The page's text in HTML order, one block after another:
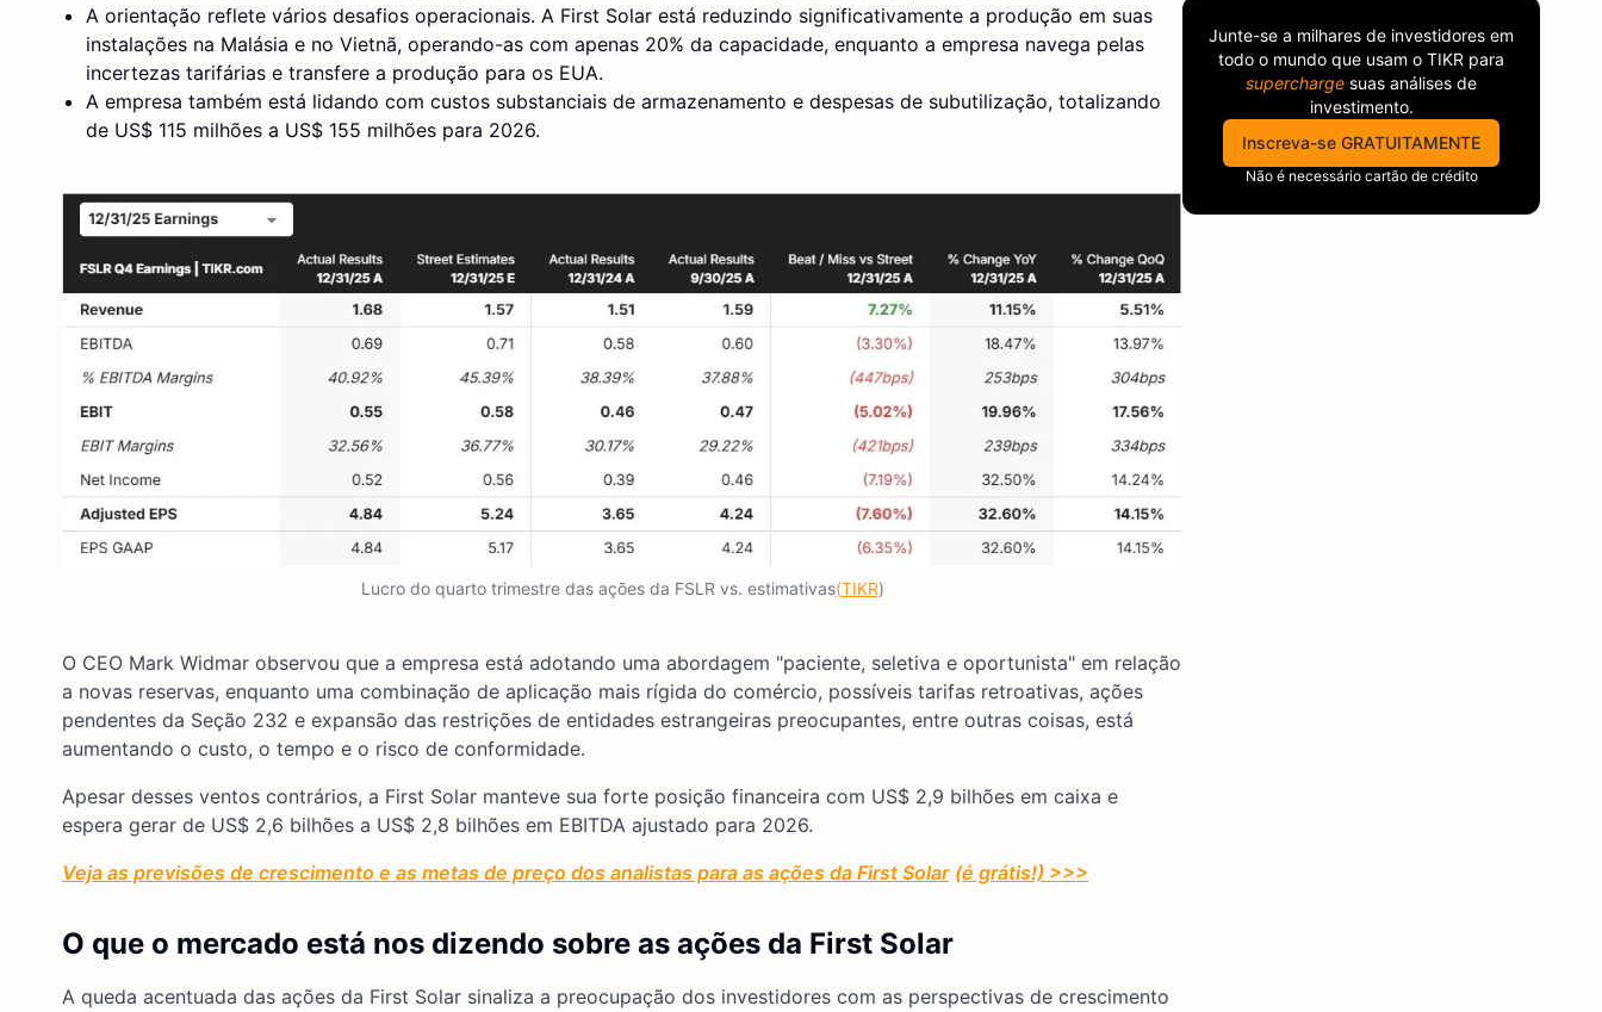
A orientação reflete vários desafios operacionais. A First Solar está reduzindo significativamente a produção em suas
instalações na Malásia e no Vietnã, operando-as com apenas 20% da capacidade, enquanto a empresa navega pelas
incertezas tarifárias e transfere a produção para os EUA.
A empresa também está lidando com custos substanciais de armazenamento e despesas de subutilização, totalizando
de US$ 115 milhões a US$ 155 milhões para 2026.
Lucro do quarto trimestre das ações da FSLR vs. estimativas(TIKR)
O CEO Mark Widmar observou que a empresa está adotando uma abordagem "paciente, seletiva e oportunista" em relação
a novas reservas, enquanto uma combinação de aplicação mais rígida do comércio, possíveis tarifas retroativas, ações
pendentes da Seção 232 e expansão das restrições de entidades estrangeiras preocupantes, entre outras coisas, está
aumentando o custo, o tempo e o risco de conformidade.
Apesar desses ventos contrários, a First Solar manteve sua forte posição financeira com US$ 2,9 bilhões em caixa e
espera gerar de US$ 2,6 bilhões a US$ 2,8 bilhões em EBITDA ajustado para 2026.
Veja as previsões de crescimento e as metas de preço dos analistas para as ações da First Solar (é grátis!) >>>
O que o mercado está nos dizendo sobre as ações da First Solar
A queda acentuada das ações da First Solar sinaliza a preocupação dos investidores com as perspectivas de crescimento
Junte-se a milhares de investidores em
todo o mundo que usam o TIKR para
supercharge suas análises de
investimento.
Inscreva-se GRATUITAMENTE
Não é necessário cartão de crédito